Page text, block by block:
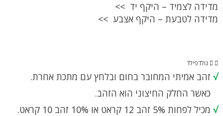
מדידה לצמיד – היקף יד >>
מדידה לטבעת – היקף אצבע >>
גולדפילד
√ זהב אמיתי המחובר בחום ובלחץ עם מתכת אחרת.
כאשר החלק החיצוני הוא הזהב.
√ מכיל לפחות 5% זהב 12 קראט או 10% זהב 10 קראט.